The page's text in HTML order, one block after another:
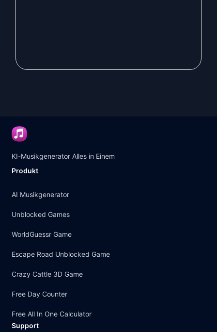
KI-Musikgenerator Alles in Einem
Produkt
AI Musikgenerator
Unblocked Games
WorldGuessr Game
Escape Road Unblocked Game
Crazy Cattle 3D Game
Free Day Counter
Free All In One Calculator
Support